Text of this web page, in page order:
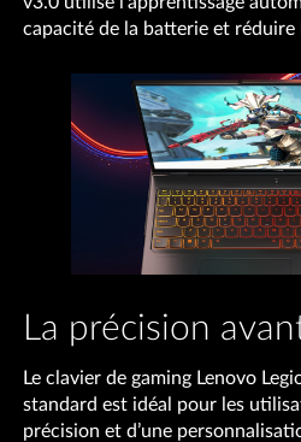
capacité de la batterie et réduire
La précision
Le clavier de gaming Lenovo
standard est idéal pour les
précision et d’une